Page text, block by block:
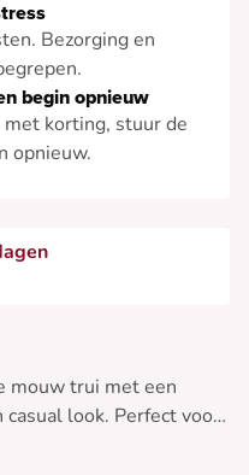
Bezorging en
begin opnieuw
korting, stuur de
opnieuw.
mouw trui met een
casual look. Perfect voor